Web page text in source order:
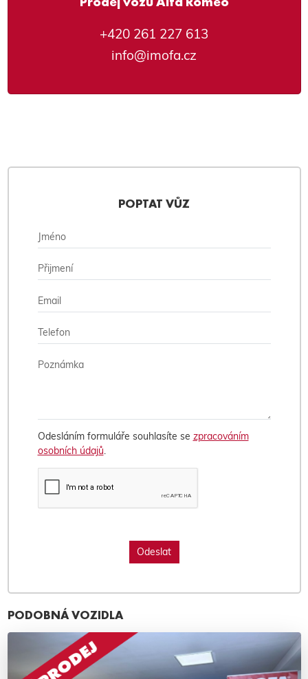
+420 261 227 613
info@imofa.cz
POPTAT VŮZ
Odesláním formuláře souhlasíte se zpracováním
osobních údajů.
PODOBNÁ VOZIDLA